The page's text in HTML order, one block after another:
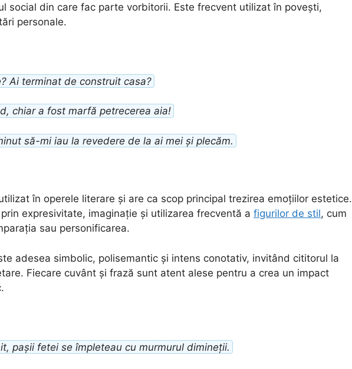
social din care fac parte vorbitorii. Este frecvent utilizat în povești,
personale.
Ai terminat de construit casa?
chiar a fost marfă petrecerea aia!
să-mi iau la revedere de la ai mei și plecăm.
în operele literare și are ca scop principal trezirea emoțiilor estetice.
expresivitate, imaginație și utilizarea frecventă a figurilor de stil, cum
sau personificarea.
adesea simbolic, polisemantic și intens conotativ, invitând cititorul la
Fiecare cuvânt și frază sunt atent alese pentru a crea un impact
pașii fetei se împleteau cu murmurul dimineții.